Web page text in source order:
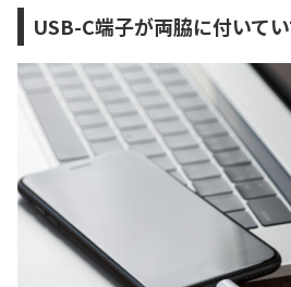
USB-C端子が両脇に付いて